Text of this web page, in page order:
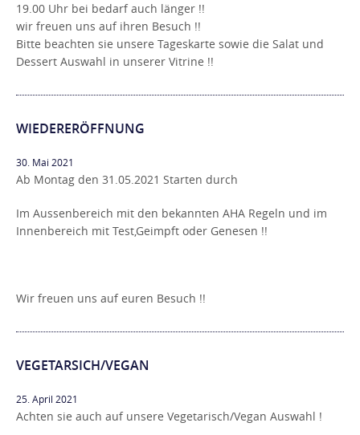
19.00 Uhr bei bedarf auch länger !!
wir freuen uns auf ihren Besuch !!
Bitte beachten sie unsere Tageskarte sowie die Salat und
Dessert Auswahl in unserer Vitrine !!
WIEDERERÖFFNUNG
30. Mai 2021
Ab Montag den 31.05.2021 Starten durch
Im Aussenbereich mit den bekannten AHA Regeln und im
Innenbereich mit Test,Geimpft oder Genesen !!
Wir freuen uns auf euren Besuch !!
VEGETARSICH/VEGAN
25. April 2021
Achten sie auch auf unsere Vegetarisch/Vegan Auswahl !